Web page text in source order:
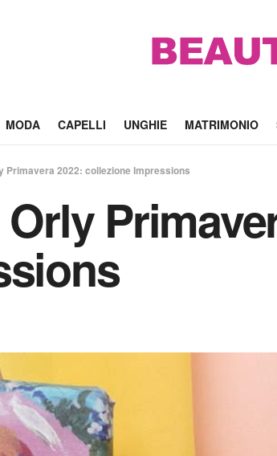
MODA CAPELLI UNGHIE MATRIMONIO
Primavera 2022: collezione Impressions